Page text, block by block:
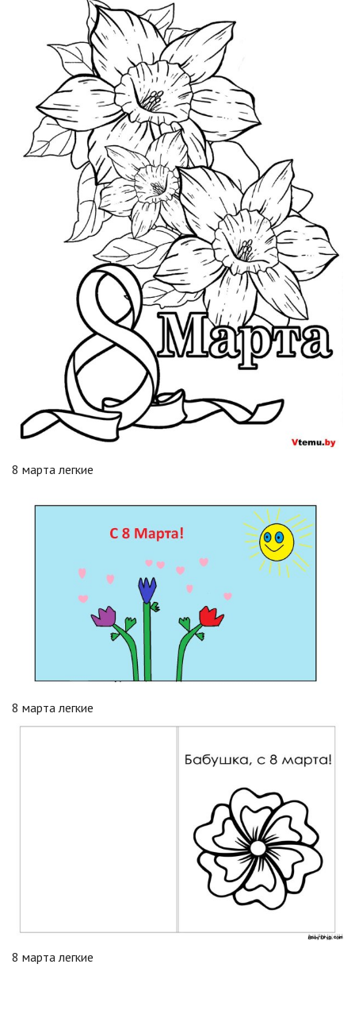
8 марта легкие
8 марта легкие
8 марта легкие